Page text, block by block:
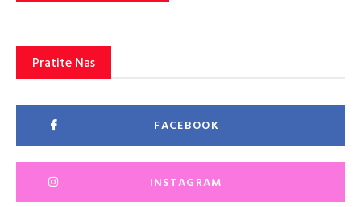
Pratite Nas
FACEBOOK
INSTAGRAM